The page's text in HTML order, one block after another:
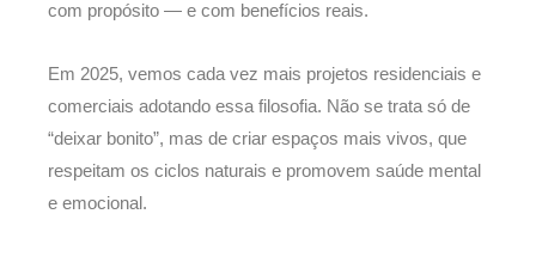
com propósito — e com benefícios reais.
Em 2025, vemos cada vez mais projetos residenciais e
comerciais adotando essa filosofia. Não se trata só de
“deixar bonito”, mas de criar espaços mais vivos, que
respeitam os ciclos naturais e promovem saúde mental
e emocional.